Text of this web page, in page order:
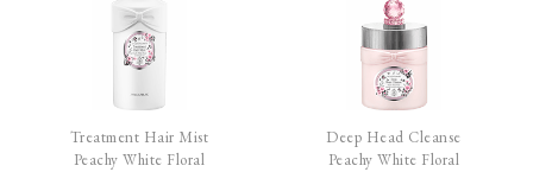
Treatment Hair Mist
Peachy White Floral
Deep Head Cleanse
Peachy White Floral